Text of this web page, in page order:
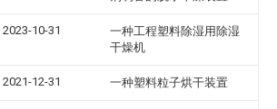
2023-10-31
一种工程塑料除湿用除湿
干燥机
2021-12-31 一种塑料粒子烘干装置